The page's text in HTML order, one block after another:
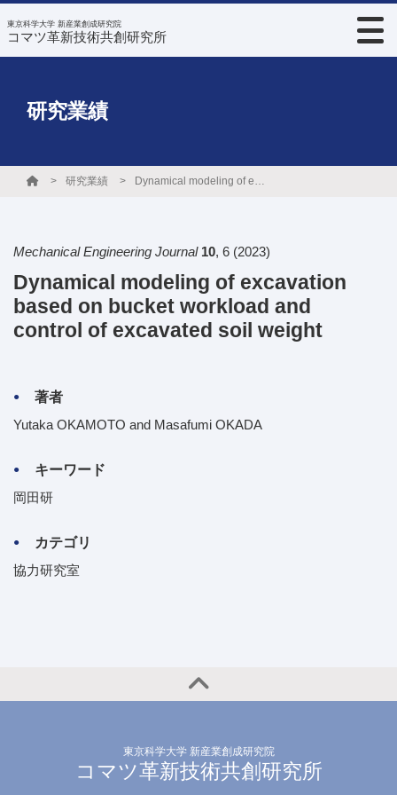
東京科学大学 新産業創成研究院
コマツ革新技術共創研究所
研究業績
研究業績 Dynamical modeling of excavation based on bucket workload and control of excavated soil weight
Mechanical Engineering Journal 10, 6 (2023)
Dynamical modeling of excavation
based on bucket workload and
control of excavated soil weight
著者
Yutaka OKAMOTO and Masafumi OKADA
キーワード
岡田研
カテゴリ
協力研究室
東京科学大学 新産業創成研究院
コマツ革新技術共創研究所